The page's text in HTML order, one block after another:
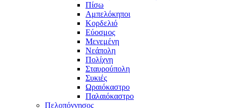
Πίσω
Αμπελόκηποι
Κορδελιό
Εύοσμος
Μενεμένη
Νεάπολη
Πολίχνη
Σταυρούπολη
Συκιές
Ωραιόκαστρο
Παλαιόκαστρο
Πελοπόννησος